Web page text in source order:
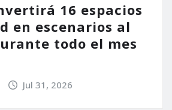
16 espacios
en escenarios al
todo el mes
Jul 31, 2026